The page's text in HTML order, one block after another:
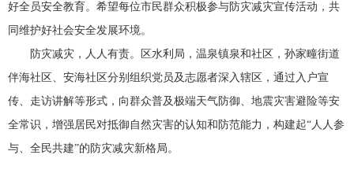
好全员安全教育。希望每位市民群众积极参与防灾减灾宣传活动，共
同维护好社会安全发展环境。
防灾减灾，人人有责。区水利局，温泉镇泉和社区，孙家疃街道
伴海社区、安海社区分别组织党员及志愿者深入辖区，通过入户宣
传、走访讲解等形式，向群众普及极端天气防御、地震灾害避险等安
全常识，增强居民对抵御自然灾害的认知和防范能力，构建起“人人参
与、全民共建”的防灾减灾新格局。